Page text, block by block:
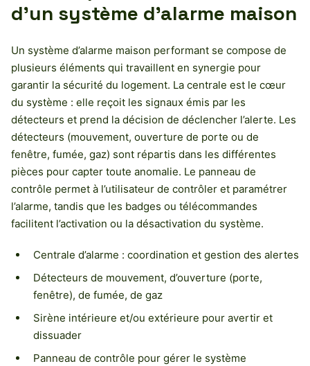
d’un système d’alarme maison
Un système d’alarme maison performant se compose de
plusieurs éléments qui travaillent en synergie pour
garantir la sécurité du logement. La centrale est le cœur
du système : elle reçoit les signaux émis par les
détecteurs et prend la décision de déclencher l’alerte. Les
détecteurs (mouvement, ouverture de porte ou de
fenêtre, fumée, gaz) sont répartis dans les différentes
pièces pour capter toute anomalie. Le panneau de
contrôle permet à l’utilisateur de contrôler et paramétrer
l’alarme, tandis que les badges ou télécommandes
facilitent l’activation ou la désactivation du système.
Centrale d’alarme : coordination et gestion des alertes
Détecteurs de mouvement, d’ouverture (porte,
fenêtre), de fumée, de gaz
Sirène intérieure et/ou extérieure pour avertir et
dissuader
Panneau de contrôle pour gérer le système